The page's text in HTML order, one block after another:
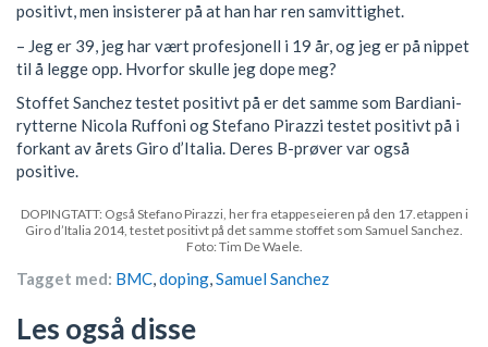
positivt, men insisterer på at han har ren samvittighet.
– Jeg er 39, jeg har vært profesjonell i 19 år, og jeg er på nippet
til å legge opp. Hvorfor skulle jeg dope meg?
Stoffet Sanchez testet positivt på er det samme som Bardiani-
rytterne Nicola Ruffoni og Stefano Pirazzi testet positivt på i
forkant av årets Giro d’Italia. Deres B-prøver var også
positive.
DOPINGTATT: Også Stefano Pirazzi, her fra etappeseieren på den 17.etappen i
Giro d’Italia 2014, testet positivt på det samme stoffet som Samuel Sanchez.
Foto: Tim De Waele.
Tagget med: BMC,doping,Samuel Sanchez
Les også disse